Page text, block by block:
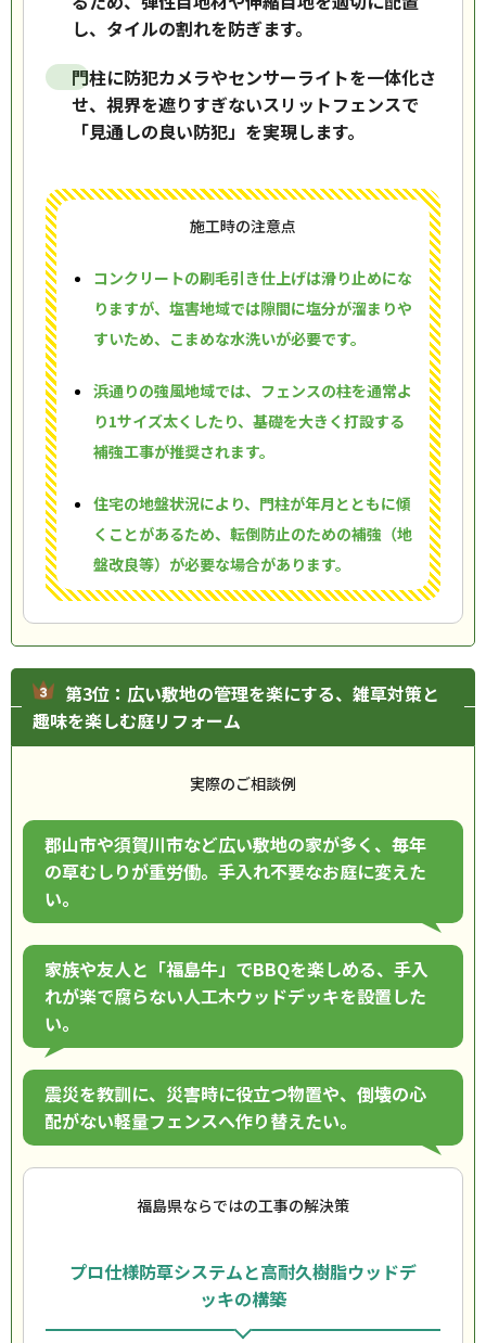
し、タイルの割れを防ぎます。
門柱に防犯カメラやセンサーライトを一体化さ
せ、視界を遮りすぎないスリットフェンスで
「見通しの良い防犯」を実現します。
施工時の注意点
コンクリートの刷毛引き仕上げは滑り止めにな
りますが、塩害地域では隙間に塩分が溜まりや
すいため、こまめな水洗いが必要です。
浜通りの強風地域では、フェンスの柱を通常よ
り1サイズ太くしたり、基礎を大きく打設する
補強工事が推奨されます。
住宅の地盤状況により、門柱が年月とともに傾
くことがあるため、転倒防止のための補強（地
盤改良等）が必要な場合があります。
第3位：広い敷地の管理を楽にする、雑草対策と
趣味を楽しむ庭リフォーム
実際のご相談例
郡山市や須賀川市など広い敷地の家が多く、毎年
の草むしりが重労働。手入れ不要なお庭に変えた
い。
家族や友人と「福島牛」でBBQを楽しめる、手入
れが楽で腐らない人工木ウッドデッキを設置した
い。
震災を教訓に、災害時に役立つ物置や、倒壊の心
配がない軽量フェンスへ作り替えたい。
福島県ならではの工事の解決策
プロ仕様防草システムと高耐久樹脂ウッドデ
ッキの構築